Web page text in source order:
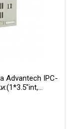
Advantech IPC-